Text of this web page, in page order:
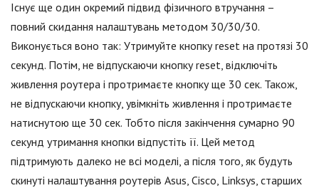
Існує ще один окремий підвид фізичного втручання –
повний скидання налаштувань методом 30/30/30.
Виконується воно так: Утримуйте кнопку reset на протязі 30
секунд. Потім, не відпускаючи кнопку reset, відключіть
живлення роутера і протримаєте кнопку ще 30 сек. Також,
не відпускаючи кнопку, увімкніть живлення і протримаєте
натиснутою ще 30 сек. Тобто після закінчення сумарно 90
секунд утримання кнопки відпустіть її. Цей метод
підтримують далеко не всі моделі, а після того, як будуть
скинуті налаштування роутерів Asus, Cisco, Linksys, старших